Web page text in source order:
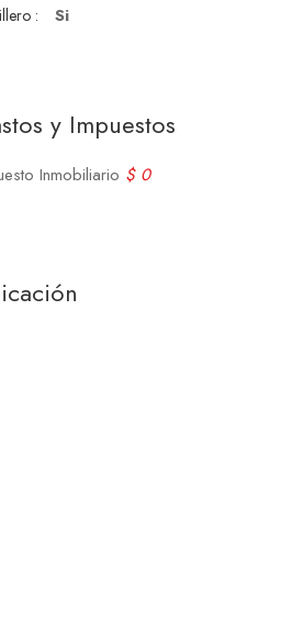
: Si
y Impuestos
Inmobiliario $ 0